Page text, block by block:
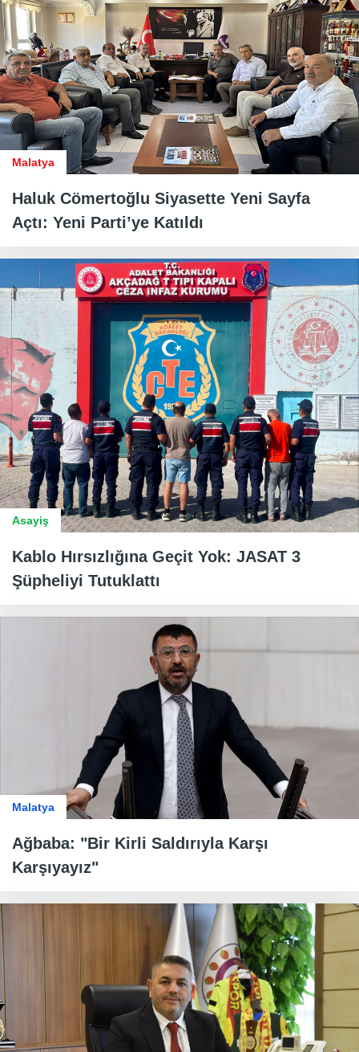
Malatya
Haluk Cömertoğlu Siyasette Yeni Sayfa
Açtı: Yeni Parti’ye Katıldı
Asayiş
Kablo Hırsızlığına Geçit Yok: JASAT 3
Şüpheliyi Tutuklattı
Malatya
Ağbaba: "Bir Kirli Saldırıyla Karşı
Karşıyayız"